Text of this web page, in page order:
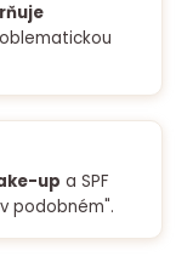
up a SPF
podobném".